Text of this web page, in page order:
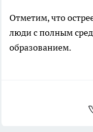
Отметим, что
люди с полным
образованием.